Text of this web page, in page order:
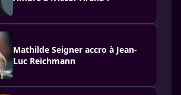
Mathilde Seigner accro à Jean-
Luc Reichmann